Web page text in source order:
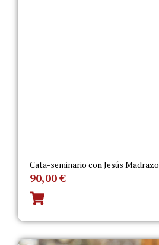
Cata-seminario con Jesús Madrazo
90,00€